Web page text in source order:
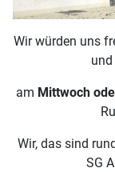
Wir würden uns
am Mittwoch
Wir, das sind
SG